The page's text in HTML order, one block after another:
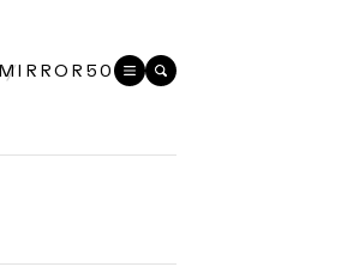
MIRROR50